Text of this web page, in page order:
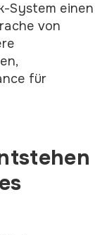
System einen
von
für